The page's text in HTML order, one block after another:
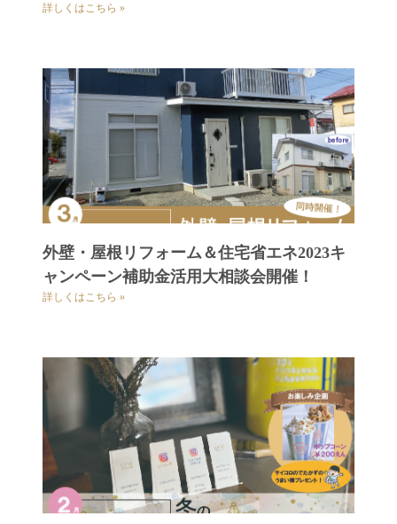
詳しくはこちら »
外壁・屋根リフォーム＆住宅省エネ2023キ
ャンペーン補助金活用大相談会開催！
詳しくはこちら »